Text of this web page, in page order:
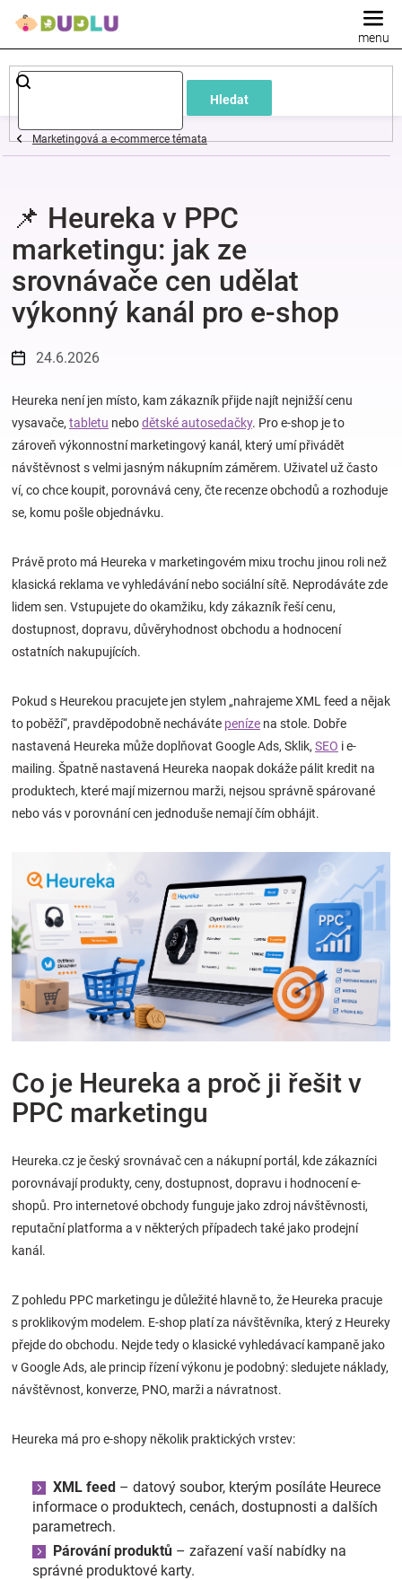
Hledat
Dětské
a
oblečení
Pokojíček
a
kojenecká
výbava
Hračky
a
pro
děti
oblečení
Novinky
Značky
Blog
Hračkářství
Přihlášení
Marketingová a e-commerce témata
📌 Heureka v PPC
marketingu: jak ze
srovnávače cen udělat
výkonný kanál pro e-shop
24.6.2026
Heureka není jen místo, kam zákazník přijde najít nejnižší cenu
vysavače, tabletu nebodětské autosedačky. Pro e-shop je to
zároveň výkonnostní marketingový kanál, který umí přivádět
návštěvnost s velmi jasným nákupním záměrem. Uživatel už často
ví, co chce koupit, porovnává ceny, čte recenze obchodů a rozhoduje
se, komu pošle objednávku.
Právě proto má Heureka v marketingovém mixu trochu jinou roli než
klasická reklama ve vyhledávání nebo sociální sítě. Neprodáváte zde
lidem sen. Vstupujete do okamžiku, kdy zákazník řeší cenu,
dostupnost, dopravu, důvěryhodnost obchodu a hodnocení
ostatních nakupujících.
Pokud s Heurekou pracujete jen stylem „nahrajeme XML feed a nějak
to poběží“, pravděpodobně necháváte peníze na stole. Dobře
nastavená Heureka může doplňovat Google Ads, Sklik, SEO i e-
mailing. Špatně nastavená Heureka naopak dokáže pálit kredit na
produktech, které mají mizernou marži, nejsou správně spárované
nebo vás v porovnání cen jednoduše nemají čím obhájit.
Co je Heureka a proč ji řešit v
PPC marketingu
Heureka.cz je český srovnávač cen a nákupní portál, kde zákazníci
porovnávají produkty, ceny, dostupnost, dopravu i hodnocení e-
shopů. Pro internetové obchody funguje jako zdroj návštěvnosti,
reputační platforma a v některých případech také jako prodejní
kanál.
Z pohledu PPC marketingu je důležité hlavně to, že Heureka pracuje
s proklikovým modelem. E-shop platí za návštěvníka, který z Heureky
přejde do obchodu. Nejde tedy o klasické vyhledávací kampaně jako
v Google Ads, ale princip řízení výkonu je podobný: sledujete náklady,
návštěvnost, konverze, PNO, marži a návratnost.
Heureka má pro e-shopy několik praktických vrstev:
XML feed – datový soubor, kterým posíláte Heurece
informace o produktech, cenách, dostupnosti a dalších
parametrech.
Párování produktů – zařazení vaší nabídky na
správné produktové karty.